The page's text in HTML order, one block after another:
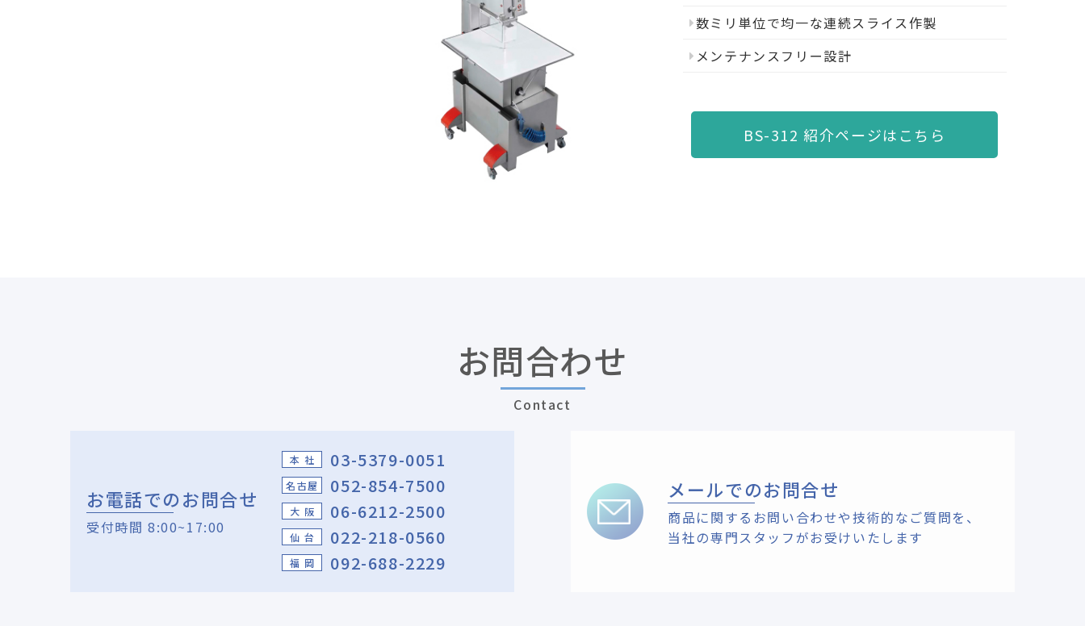
数ミリ単位で均一な連続スライス作製
メンテナンスフリー設計
BS-312 紹介ページはこちら
お問合わせ
Contact
お電話でのお問合せ
受付時間 8:00~17:00
本 社 03-5379-0051
名古屋 052-854-7500
大 阪 06-6212-2500
仙 台 022-218-0560
福 岡 092-688-2229
メールでのお問合せ
商品に関するお問い合わせや技術的なご質問を、
当社の専門スタッフがお受けいたします